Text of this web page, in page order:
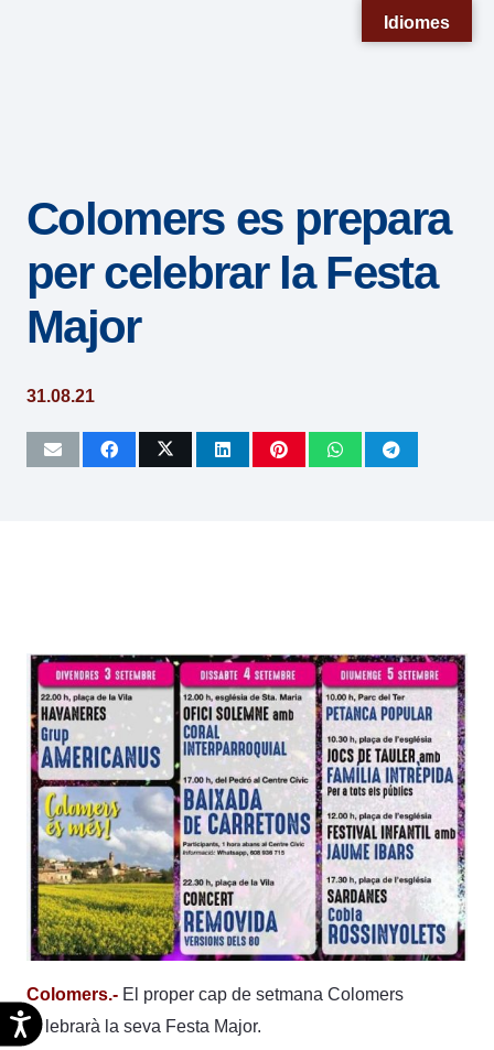
sistema
accesibilidad.
Accesibilidad
Colomers es prepara
per celebrar la Festa
Major
31.08.21
Colomers.- El proper cap de setmana Colomers
celebrarà la seva Festa Major.
Idiomes